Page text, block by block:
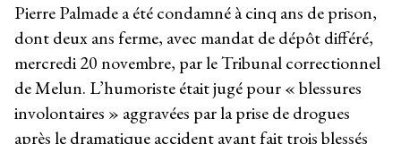
Pierre Palmade a été condamné à cinq ans de prison,
dont deux ans ferme, avec mandat de dépôt différé,
mercredi 20 novembre, par le Tribunal correctionnel
de Melun. L’humoriste était jugé pour « blessures
involontaires » aggravées par la prise de drogues
après le dramatique accident ayant fait trois blessés